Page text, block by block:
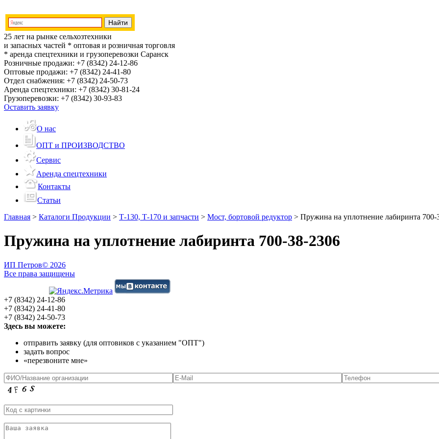
25 лет на рынке сельхозтехники
и запасных частей * оптовая и розничная торговля
* аренда спецтехники и грузоперевозки Саранск
Розничные продажи: +7 (8342) 24-12-86
Оптовые продажи: +7 (8342) 24-41-80
Отдел снабжения: +7 (8342) 24-50-73
Аренда спецтехники: +7 (8342) 30-81-24
Грузоперевозки: +7 (8342) 30-93-83
Оставить заявку
О нас
ОПТ и ПРОИЗВОДСТВО
Сервис
Аренда спецтехники
Контакты
Статьи
Главная > Каталоги Продукции > Т-130, Т-170 и запчасти > Мост, бортовой редуктор > Пружина на уплотнение лабиринта 700-
Пружина на уплотнение лабиринта 700-38-2306
ИП Петров© 2026
Все права защищены
+7 (8342) 24-12-86
+7 (8342) 24-41-80
+7 (8342) 24-50-73
Здесь вы можете:
отправить заявку (для оптовиков с указанием "ОПТ")
задать вопрос
«перезвоните мне»